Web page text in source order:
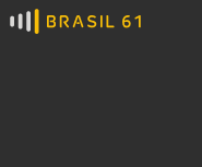
Ver todas as notícias